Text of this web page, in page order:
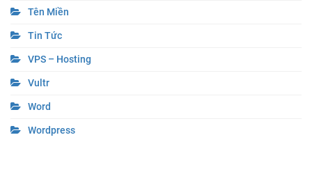
Tên Miền
Tin Tức
VPS – Hosting
Vultr
Word
Wordpress